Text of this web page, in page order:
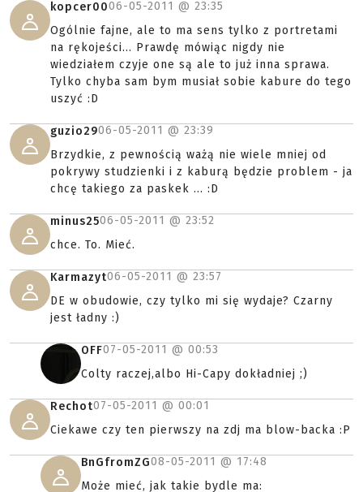
kopcer0006-05-2011 @ 23:35
Ogólnie fajne, ale to ma sens tylko z portretami
na rękojeści... Prawdę mówiąc nigdy nie
wiedziałem czyje one są ale to już inna sprawa.
Tylko chyba sam bym musiał sobie kabure do tego
uszyć :D
guzio2906-05-2011 @ 23:39
Brzydkie, z pewnością ważą nie wiele mniej od
pokrywy studzienki i z kaburą będzie problem - ja
chcę takiego za paskek ... :D
minus2506-05-2011 @ 23:52
chce. To. Mieć.
Karmazyt06-05-2011 @ 23:57
DE w obudowie, czy tylko mi się wydaje? Czarny
jest ładny :)
OFF07-05-2011 @ 00:53
Colty raczej,albo Hi-Capy dokładniej ;)
Rechot07-05-2011 @ 00:01
Ciekawe czy ten pierwszy na zdj ma blow-backa :P
BnGfromZG08-05-2011 @ 17:48
Może mieć, jak takie bydle ma: